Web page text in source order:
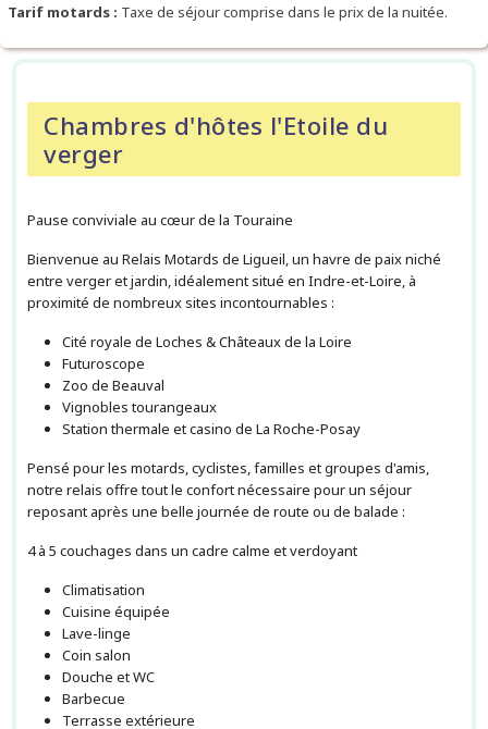
Tarif motards : Taxe de séjour comprise dans le prix de la nuitée.
Chambres d'hôtes l'Etoile du
verger
Pause conviviale au cœur de la Touraine
Bienvenue au Relais Motards de Ligueil, un havre de paix niché
entre verger et jardin, idéalement situé en Indre-et-Loire, à
proximité de nombreux sites incontournables :
Cité royale de Loches & Châteaux de la Loire
Futuroscope
Zoo de Beauval
Vignobles tourangeaux
Station thermale et casino de La Roche-Posay
Pensé pour les motards, cyclistes, familles et groupes d'amis,
notre relais offre tout le confort nécessaire pour un séjour
reposant après une belle journée de route ou de balade :
4 à 5 couchages dans un cadre calme et verdoyant
Climatisation
Cuisine équipée
Lave-linge
Coin salon
Douche et WC
Barbecue
Terrasse extérieure